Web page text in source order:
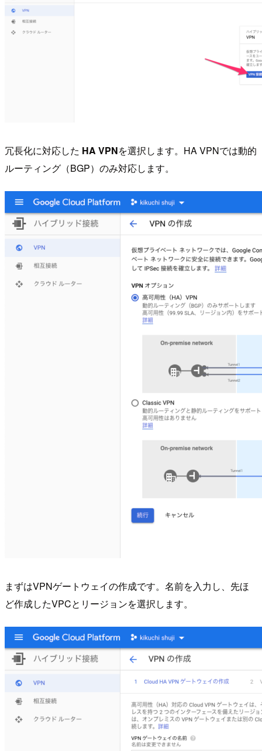
冗長化に対応した HA VPNを選択します。HA VPNでは動的
ルーティング（BGP）のみ対応します。
まずはVPNゲートウェイの作成です。名前を入力し、先ほ
ど作成したVPCとリージョンを選択します。